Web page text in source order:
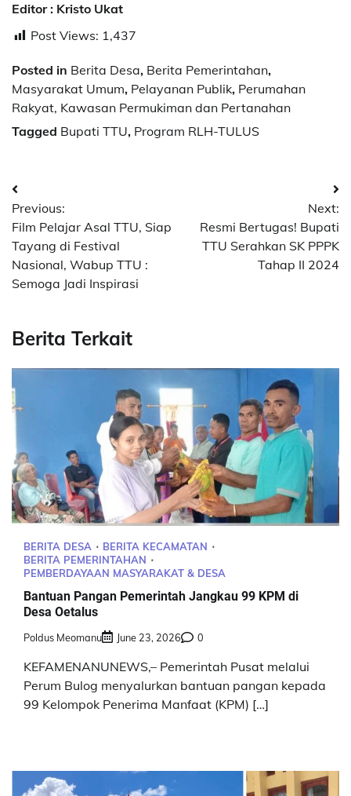
Editor : Kristo Ukat
Post Views: 1,437
Posted in Berita Desa, Berita Pemerintahan,
Masyarakat Umum, Pelayanan Publik, Perumahan
Rakyat, Kawasan Permukiman dan Pertanahan
Tagged Bupati TTU, Program RLH-TULUS
Post
navigation
Previous:
Film Pelajar Asal TTU, Siap
Tayang di Festival
Nasional, Wabup TTU :
Semoga Jadi Inspirasi
Next:
Resmi Bertugas! Bupati
TTU Serahkan SK PPPK
Tahap II 2024
Berita Terkait
BERITA DESA
BERITA KECAMATAN
BERITA PEMERINTAHAN
PEMBERDAYAAN MASYARAKAT & DESA
Bantuan Pangan Pemerintah Jangkau 99 KPM di
Desa Oetalus
Poldus Meomanu June 23, 2026 0
KEFAMENANUNEWS,– Pemerintah Pusat melalui
Perum Bulog menyalurkan bantuan pangan kepada
99 Kelompok Penerima Manfaat (KPM) […]